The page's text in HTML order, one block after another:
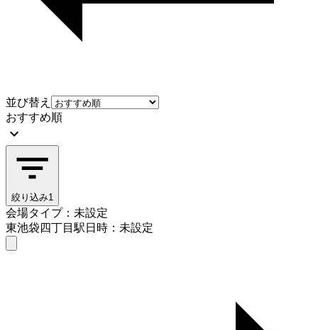
並び替え
おすすめ順
絞り込み1
会場タイプ：未設定
東池袋四丁目駅日時：未設定